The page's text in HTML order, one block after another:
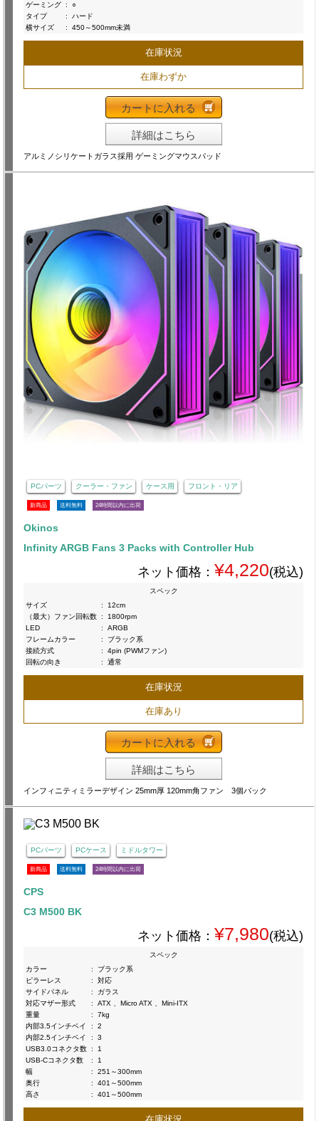
ゲーミング :
○
タイプ
:
ハード
横サイズ
: 450～500mm未満
在庫状況
在庫わずか
カートに入れる
詳細はこちら
アルミノシリケートガラス採用 ゲーミングマウスパッド
PCパーツ クーラー・ファン ケース用 フロント・リア
新商品 送料無料 24時間以内に出荷
Okinos
Infinity ARGB Fans 3 Packs with Controller Hub
ネット価格： ¥4,220(税込)
スペック
サイズ
:
12cm
（最大）ファン回転数 :
1800rpm
LED
:
ARGB
フレームカラー
:
ブラック系
接続方式
:
4pin (PWMファン)
回転の向き
: 通常
在庫状況
在庫あり
カートに入れる
詳細はこちら
インフィニティミラーデザイン 25mm厚 120mm角ファン 3個パック
PCパーツ PCケース ミドルタワー
新商品 送料無料 24時間以内に出荷
CPS
C3 M500 BK
ネット価格： ¥7,980(税込)
スペック
カラー
:
ブラック系
ピラーレス
:
対応
サイドパネル
:
ガラス
対応マザー形式
:
ATX 、Micro ATX 、Mini-ITX
重量
:
7kg
内部3.5インチベイ
:
2
内部2.5インチベイ
:
3
USB3.0コネクタ数 :
1
USB-Cコネクタ数
:
1
幅
:
251～300mm
奥行
:
401～500mm
高さ
: 401～500mm